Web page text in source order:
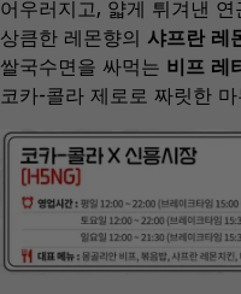
어우러지고, 얇게 튀겨낸
상큼한 레몬향의 샤프란 레
쌀국수면을 싸먹는 비프 레
코카-콜라 제로로 짜릿한